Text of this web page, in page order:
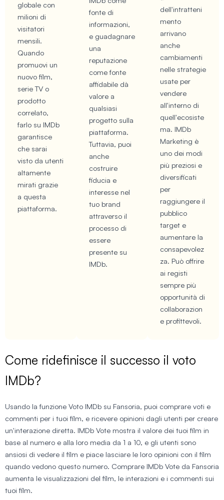
globale con
milioni di
visitatori
mensili.
Quando
promuovi un
nuovo film,
serie TV o
prodotto
correlato,
farlo su IMDb
garantisce
che sarai
visto da utenti
altamente
mirati grazie
a questa
piattaforma.
fonte di
informazioni,
e guadagnare
una
reputazione
come fonte
affidabile dà
valore a
qualsiasi
progetto sulla
piattaforma.
Tuttavia, puoi
anche
costruire
fiducia e
interesse nel
tuo brand
attraverso il
processo di
essere
presente su
IMDb.
dell'intratteni
mento
arrivano
anche
cambiamenti
nelle strategie
usate per
vendere
all'interno di
quell'ecosiste
ma. IMDb
Marketing è
uno dei modi
più preziosi e
diversificati
per
raggiungere il
pubblico
target e
aumentare la
consapevolez
za. Può offrire
ai registi
sempre più
opportunità di
collaborazion
e profittevoli.
Come ridefinisce il successo il voto
IMDb?
Usando la funzione Voto IMDb su Fansoria, puoi comprare voti e
commenti per i tuoi film, e ricevere opinioni dagli utenti per creare
un'interazione diretta. IMDb Vote mostra il valore dei tuoi film in
base al numero e alla loro media da 1 a 10, e gli utenti sono
ansiosi di vedere il film e piace lasciare le loro opinioni con il film
quando vedono questo numero. Comprare IMDb Vote da Fansoria
aumenta le visualizzazioni del film, le interazioni e i commenti sui
tuoi film.